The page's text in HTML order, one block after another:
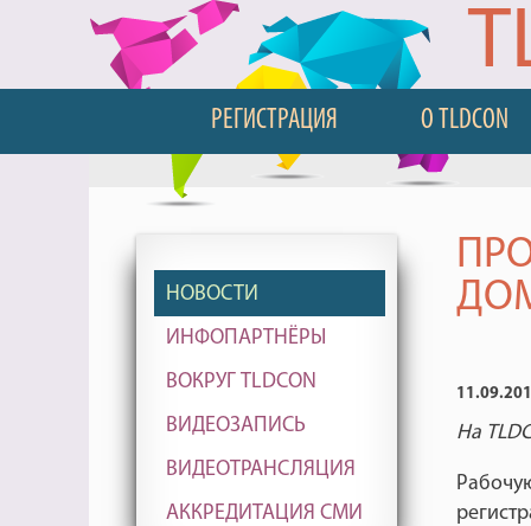
РЕГИСТРАЦИЯ О TLDCON
НОВОСТИ
ИНФОПАРТНЁРЫ
ВОКРУГ TLDCON
ВИДЕОЗАПИСЬ
ВИДЕОТРАНСЛЯЦИЯ
АККРЕДИТАЦИЯ СМИ
На